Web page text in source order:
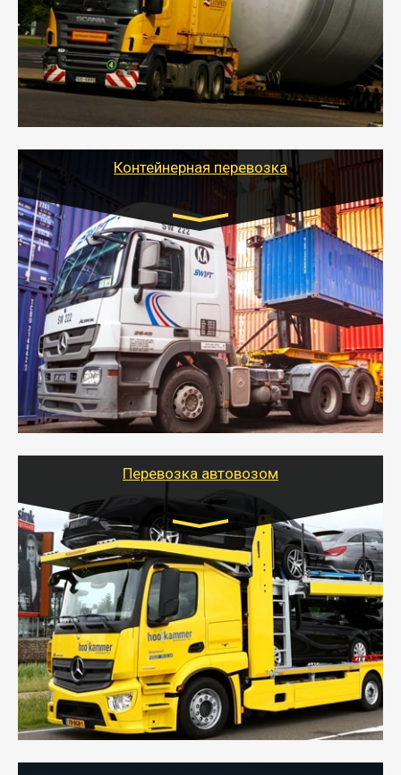
- Перевозка техники и негабаритных грузов
осуществляется после получения разрешения на
перевозку (обычно 7-14 дней).
- Тайгер Логистик в короткие сроки поможет вам
качественно и безопасно перевезти негабаритные
грузы по всей России тралом, манипулятором и
другим транспортом и подобрать оптимальный
Контейнерная перевозка
Цена за км. Рассчитывается
индивидуально
- Контейнерные грузоперевозки на специальном
оборудованном транспорте быстро, качественно и
безопасно.
- Наша транспортная компания поможет
организовать доставку в порт и из порта
стандартных контейнеров на контейнеровозе,
шаландах и площадках (открытых кузовах),
используя надежные крепления.
Перевозка автовозом
Цена за км. Рассчитывается
индивидуально
- Перевозка автовозом от Тайгер Логистик – это
быстрый и безопасный способ доставить несколько
легковых автомобилей за одну поездку в другой
город.
- Наша транспортная компания организует доставку
машин автовозом, подобрав оптимальный маршрут с
учетом всех особенности по пути следования.